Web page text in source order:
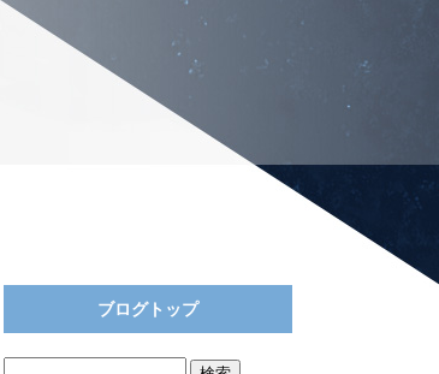
ブログトップ